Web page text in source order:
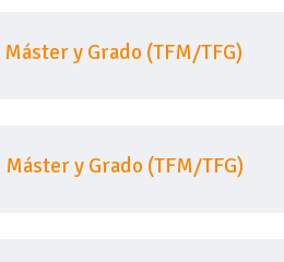
y Grado (TFM/TFG)
y Grado (TFM/TFG)